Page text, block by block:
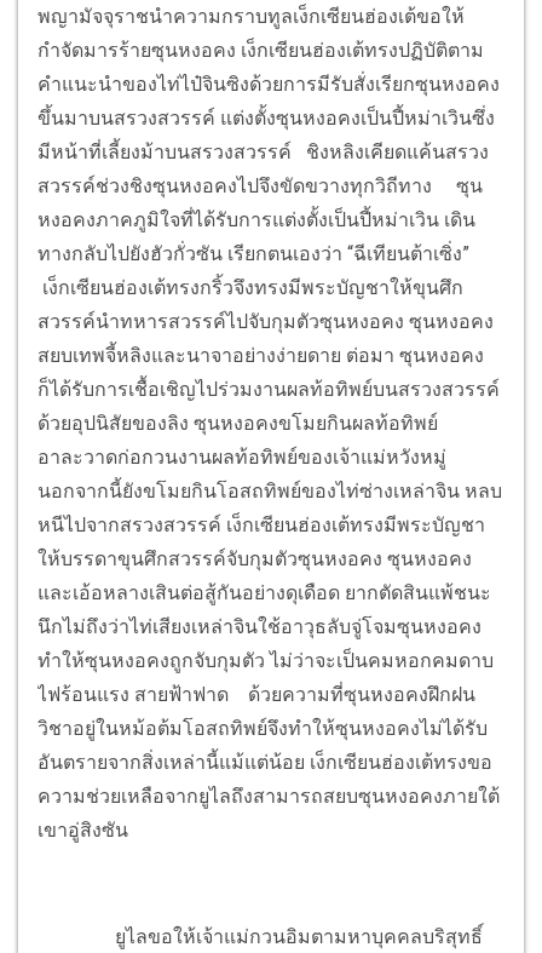
พญามัจจุราชนำความกราบทูลเง็กเซียนฮ่องเต้ขอให้
กำจัดมารร้ายซุนหงอคง เง็กเซียนฮ่องเต้ทรงปฏิบัติตาม
คำแนะนำของไท่ไป๋จินซิงด้วยการมีรับสั่งเรียกซุนหงอคง
ขึ้นมาบนสรวงสวรรค์ แต่งตั้งซุนหงอคงเป็นปี้หม่าเวินซึ่ง
มีหน้าที่เลี้ยงม้าบนสรวงสวรรค์ ชิงหลิงเคียดแค้นสรวง
สวรรค์ช่วงชิงซุนหงอคงไปจึงขัดขวางทุกวิถีทาง ซุน
หงอคงภาคภูมิใจที่ได้รับการแต่งตั้งเป็นปี้หม่าเวิน เดิน
ทางกลับไปยังฮัวกั่วซัน เรียกตนเองว่า “ฉีเทียนต้าเซิ่ง”
เง็กเซียนฮ่องเต้ทรงกริ้วจึงทรงมีพระบัญชาให้ขุนศึก
สวรรค์นำทหารสวรรค์ไปจับกุมตัวซุนหงอคง ซุนหงอคง
สยบเทพจี้หลิงและนาจาอย่างง่ายดาย ต่อมา ซุนหงอคง
ก็ได้รับการเชื้อเชิญไปร่วมงานผลท้อทิพย์บนสรวงสวรรค์
ด้วยอุปนิสัยของลิง ซุนหงอคงขโมยกินผลท้อทิพย์
อาละวาดก่อกวนงานผลท้อทิพย์ของเจ้าแม่หวังหมู่
นอกจากนี้ยังขโมยกินโอสถทิพย์ของไท่ซ่างเหล่าจิน หลบ
หนีไปจากสรวงสวรรค์ เง็กเซียนฮ่องเต้ทรงมีพระบัญชา
ให้บรรดาขุนศึกสวรรค์จับกุมตัวซุนหงอคง ซุนหงอคง
และเอ้อหลางเสินต่อสู้กันอย่างดุเดือด ยากตัดสินแพ้ชนะ
นึกไม่ถึงว่าไท่เสียงเหล่าจินใช้อาวุธลับจู่โจมซุนหงอคง
ทำให้ซุนหงอคงถูกจับกุมตัว ไม่ว่าจะเป็นคมหอกคมดาบ
ไฟร้อนแรง สายฟ้าฟาด ด้วยความที่ซุนหงอคงฝึกฝน
วิชาอยู่ในหม้อต้มโอสถทิพย์จึงทำให้ซุนหงอคงไม่ได้รับ
อันตรายจากสิ่งเหล่านี้แม้แต่น้อย เง็กเซียนฮ่องเต้ทรงขอ
ความช่วยเหลือจากยูไลถึงสามารถสยบซุนหงอคงภายใต้
เขาอู่สิงซัน
ยูไลขอให้เจ้าแม่กวนอิมตามหาบุคคลบริสุทธิ์